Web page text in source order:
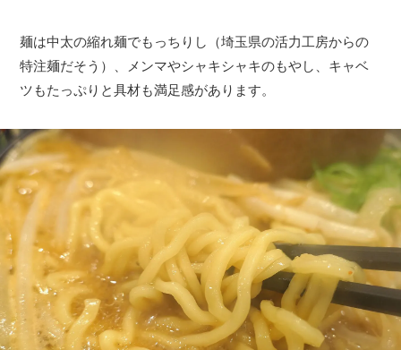
麺は中太の縮れ麺でもっちりし（埼玉県の活力工房からの
特注麺だそう）、メンマやシャキシャキのもやし、キャベ
ツもたっぷりと具材も満足感があります。